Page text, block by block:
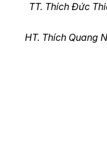
TT. Thích Đức
HT. Thích Quang